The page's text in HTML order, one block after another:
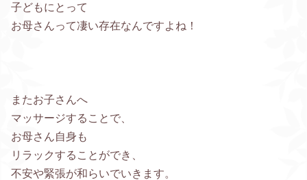
子どもにとって
お母さんって凄い存在なんですよね！
またお子さんへ
マッサージすることで、
お母さん自身も
リラックすることができ、
不安や緊張が和らいでいきます。